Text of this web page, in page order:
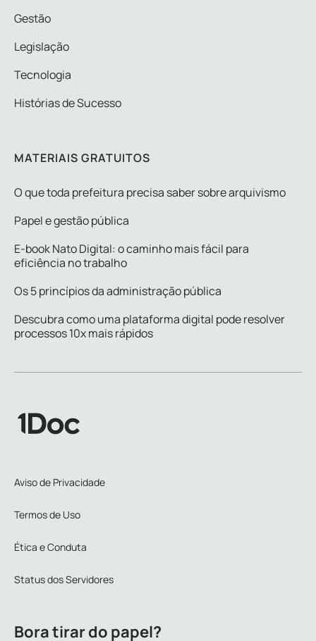
Gestão
Legislação
Tecnologia
Histórias de Sucesso
MATERIAIS GRATUITOS
O que toda prefeitura precisa saber sobre arquivismo
Papel e gestão pública
E-book Nato Digital: o caminho mais fácil para
eficiência no trabalho
Os 5 princípios da administração pública
Descubra como uma plataforma digital pode resolver
processos 10x mais rápidos
Aviso de Privacidade
Termos de Uso
Ética e Conduta
Status dos Servidores
Bora tirar do papel?